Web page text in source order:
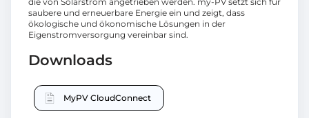
saubere und erneuerbare Energie ein und zeigt, dass
ökologische und ökonomische Lösungen in der
Eigenstromversorgung vereinbar sind.
Downloads
MyPV CloudConnect